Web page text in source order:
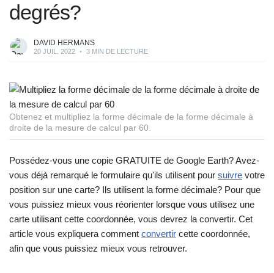
degrés?
DAVID HERMANS
20 JUIL. 2022 • 3 MIN DE LECTURE
Obtenez et multipliez la forme décimale de la forme décimale à
droite de la mesure de calcul par 60.
Possédez-vous une copie GRATUITE de Google Earth? Avez-
vous déjà remarqué le formulaire qu'ils utilisent pour suivre votre
position sur une carte? Ils utilisent la forme décimale? Pour que
vous puissiez mieux vous réorienter lorsque vous utilisez une
carte utilisant cette coordonnée, vous devrez la convertir. Cet
article vous expliquera comment convertir cette coordonnée,
afin que vous puissiez mieux vous retrouver.